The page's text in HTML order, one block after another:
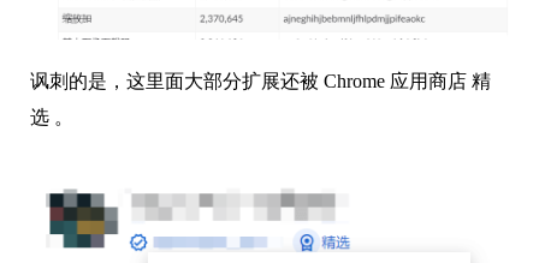
讽刺的是，这里面大部分扩展还被 Chrome 应用商店 精
选 。